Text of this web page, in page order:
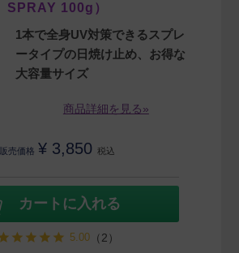
SPRAY 100g）
1本で全身UV対策できるスプレ
ータイプの日焼け止め、お得な
大容量サイズ
商品詳細を見る»
販売価格 ¥ 3,850 税込
カートに入れる
5.00（2）